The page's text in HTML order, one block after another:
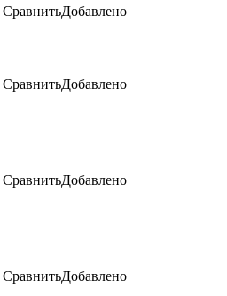
СравнитьДобавлено
СравнитьДобавлено
СравнитьДобавлено
СравнитьДобавлено